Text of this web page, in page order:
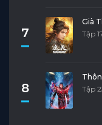
7
Già
Tập
8
Tập